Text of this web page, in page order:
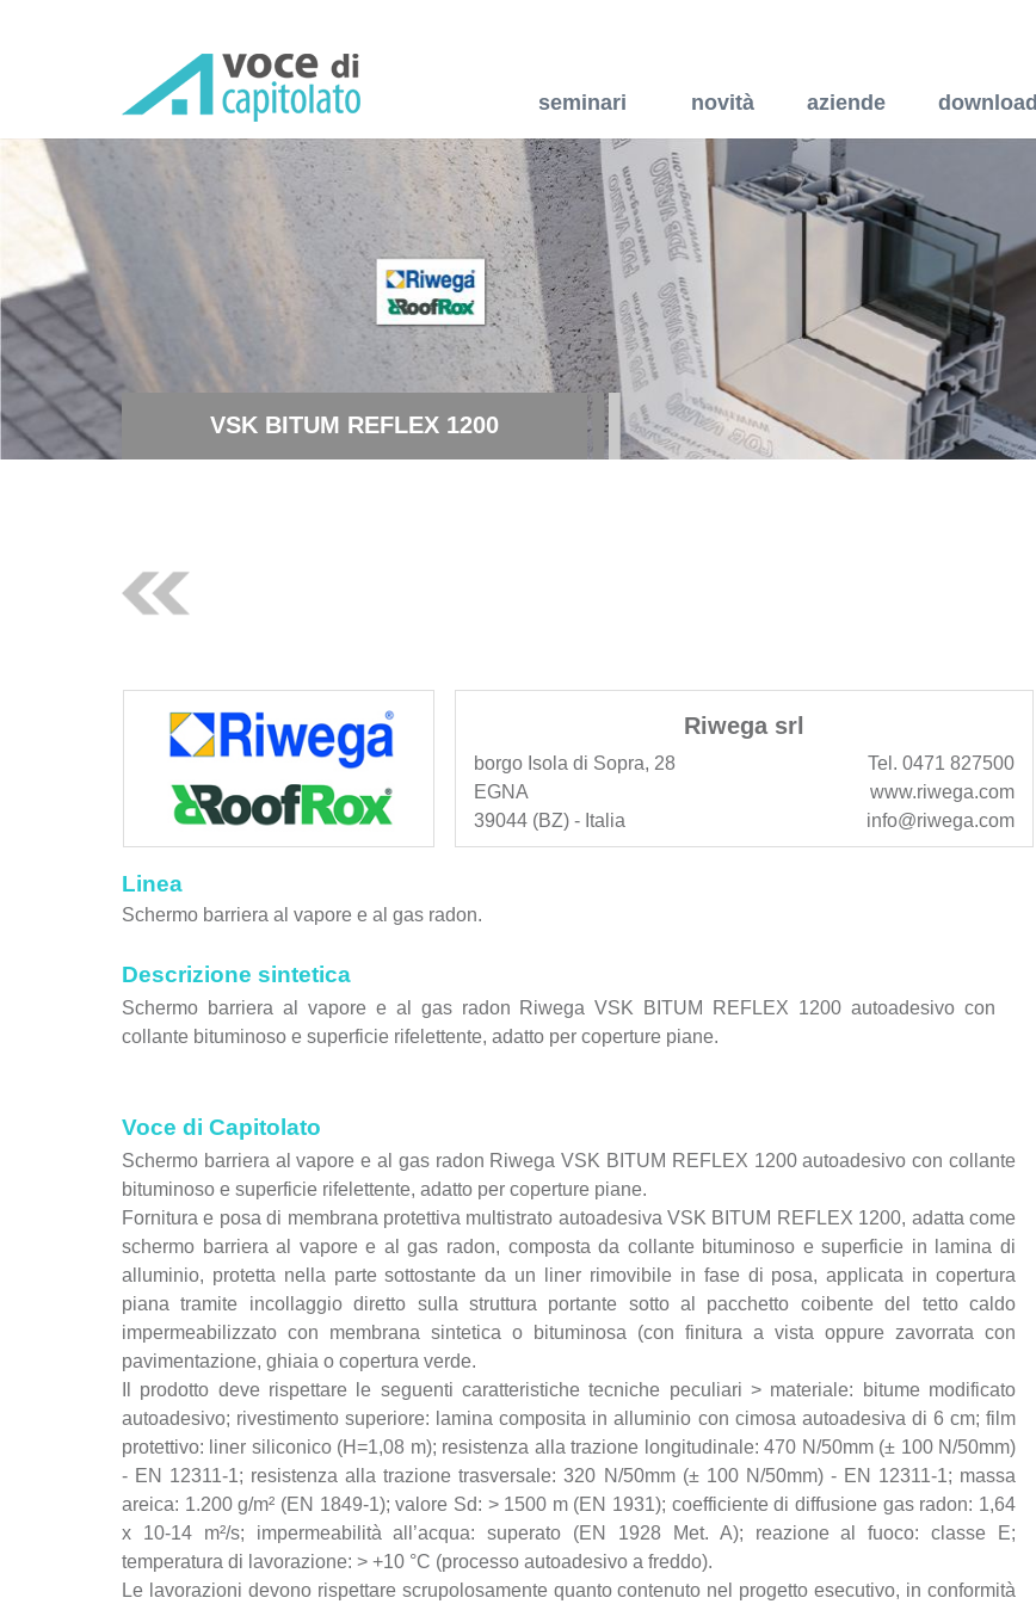
seminari novità aziende download
VSK BITUM REFLEX 1200
Riwega srl
borgo Isola di Sopra, 28
EGNA
39044 (BZ) - Italia
Tel. 0471 827500
www.riwega.com
info@riwega.com
Linea
Schermo barriera al vapore e al gas radon.
Descrizione sintetica
Schermo barriera al vapore e al gas radon Riwega VSK BITUM REFLEX 1200 autoadesivo con
collante bituminoso e superficie rifelettente, adatto per coperture piane.
Voce di Capitolato
Schermo barriera al vapore e al gas radon Riwega VSK BITUM REFLEX 1200 autoadesivo con collante
bituminoso e superficie rifelettente, adatto per coperture piane.
Fornitura e posa di membrana protettiva multistrato autoadesiva VSK BITUM REFLEX 1200, adatta come
schermo barriera al vapore e al gas radon, composta da collante bituminoso e superficie in lamina di
alluminio, protetta nella parte sottostante da un liner rimovibile in fase di posa, applicata in copertura
piana tramite incollaggio diretto sulla struttura portante sotto al pacchetto coibente del tetto caldo
impermeabilizzato con membrana sintetica o bituminosa (con finitura a vista oppure zavorrata con
pavimentazione, ghiaia o copertura verde.
Il prodotto deve rispettare le seguenti caratteristiche tecniche peculiari > materiale: bitume modificato
autoadesivo; rivestimento superiore: lamina composita in alluminio con cimosa autoadesiva di 6 cm; film
protettivo: liner siliconico (H=1,08 m); resistenza alla trazione longitudinale: 470 N/50mm (± 100 N/50mm)
- EN 12311-1; resistenza alla trazione trasversale: 320 N/50mm (± 100 N/50mm) - EN 12311-1; massa
areica: 1.200 g/m² (EN 1849-1); valore Sd: > 1500 m (EN 1931); coefficiente di diffusione gas radon: 1,64
x 10-14 m²/s; impermeabilità all’acqua: superato (EN 1928 Met. A); reazione al fuoco: classe E;
temperatura di lavorazione: > +10 °C (processo autoadesivo a freddo).
Le lavorazioni devono rispettare scrupolosamente quanto contenuto nel progetto esecutivo, in conformità